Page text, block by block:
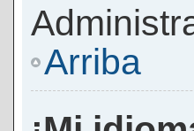
Arriba